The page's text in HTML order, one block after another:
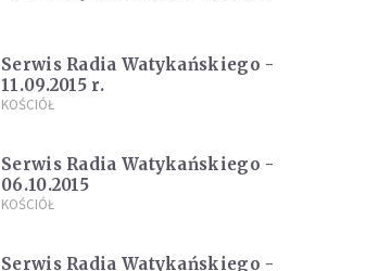
Serwis Radia Watykańskiego -
11.09.2015 r.
KOŚCIÓŁ
Serwis Radia Watykańskiego -
06.10.2015
KOŚCIÓŁ
Serwis Radia Watykańskiego -